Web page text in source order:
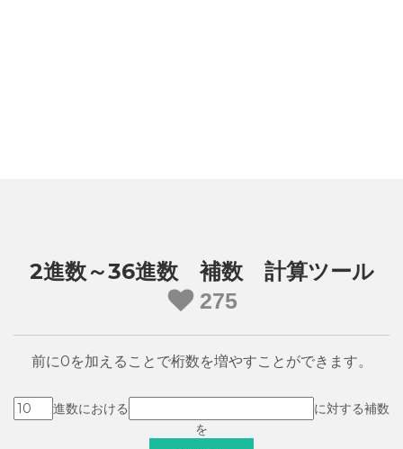
2進数～36進数 補数 計算ツール
275
前に0を加えることで桁数を増やすことができます。
進数における
に対する補数
を